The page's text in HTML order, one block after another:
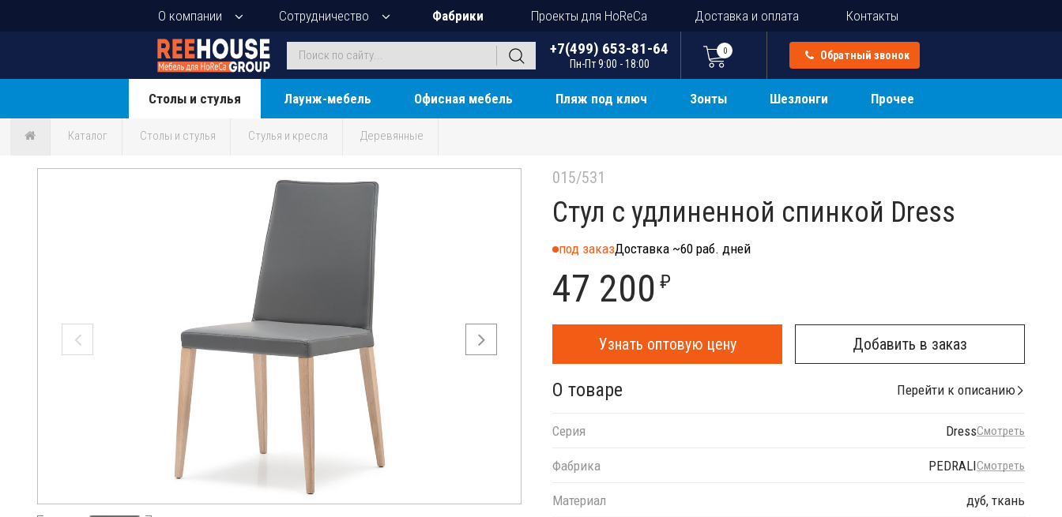
О компании Сотрудничество Фабрики Проекты для HoReCa Доставка и оплата Контакты
+7(499) 653-81-64
Пн-Пт 9:00 - 18:00
0 Обратный звонок
Столы и стулья Лаунж-мебель Офисная мебель Пляж под ключ Зонты Шезлонги Прочее
Каталог Столы и стулья Стулья и кресла Деревянные
015/531
Стул с удлиненной спинкой Dress
под заказДоставка ~60 раб. дней
47 200 ₽
Узнать оптовую цену Добавить в заказ
О товаре Перейти к описанию
Серия DressСмотреть
Фабрика PEDRALIСмотреть
Материал дуб, ткань